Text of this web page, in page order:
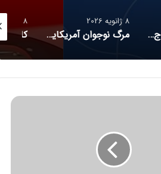
8 ژانویه 2026
کانسپت عینک مجهز به هوش مصنوعی رونمایی شد